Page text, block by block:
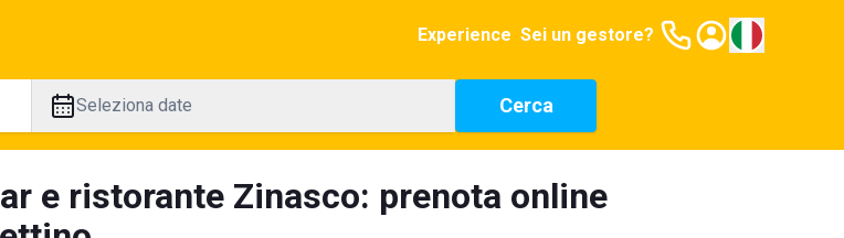
Experience Sei un gestore?
Seleziona date Cerca
e ristorante Zinasco: prenota online